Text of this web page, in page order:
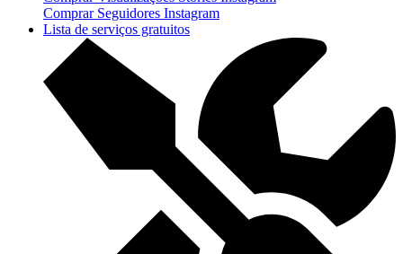
Comprar Seguidores Instagram
Lista de serviços gratuitos